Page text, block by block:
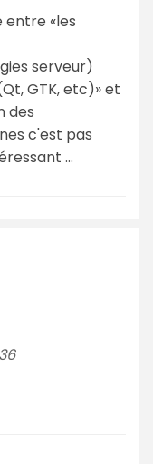
«les
serveur)
GTK, etc)» et
des
c'est pas
…